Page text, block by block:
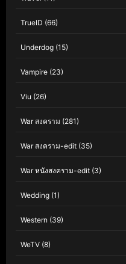
TrueID (66)
Underdog (15)
Vampire (23)
Viu (26)
War สงคราม (281)
War สงคราม-edit (35)
War หนังสงคราม-edit (3)
Wedding (1)
Western (39)
WeTV (8)